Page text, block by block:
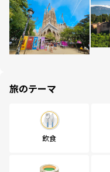
旅のテーマ
飲食